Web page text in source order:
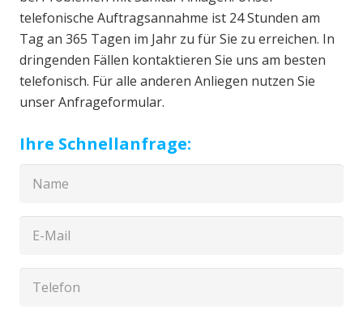
telefonische Auftragsannahme ist 24 Stunden am
Tag an 365 Tagen im Jahr zu für Sie zu erreichen. In
dringenden Fällen kontaktieren Sie uns am besten
telefonisch. Für alle anderen Anliegen nutzen Sie
unser Anfrageformular.
Ihre Schnellanfrage: